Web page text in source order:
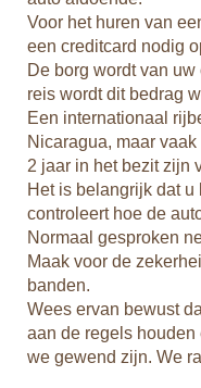
Voor het huren van
een creditcard nodig
De borg wordt van
reis wordt dit bedrag
Een internationaal
Nicaragua, maar
2 jaar in het bezit zijn
Het is belangrijk dat
controleert hoe de
Normaal gesproken
Maak voor de
banden.
Wees ervan bewust
aan de regels
we gewend zijn. We